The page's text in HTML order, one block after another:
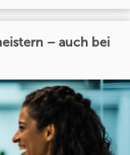
– auch bei